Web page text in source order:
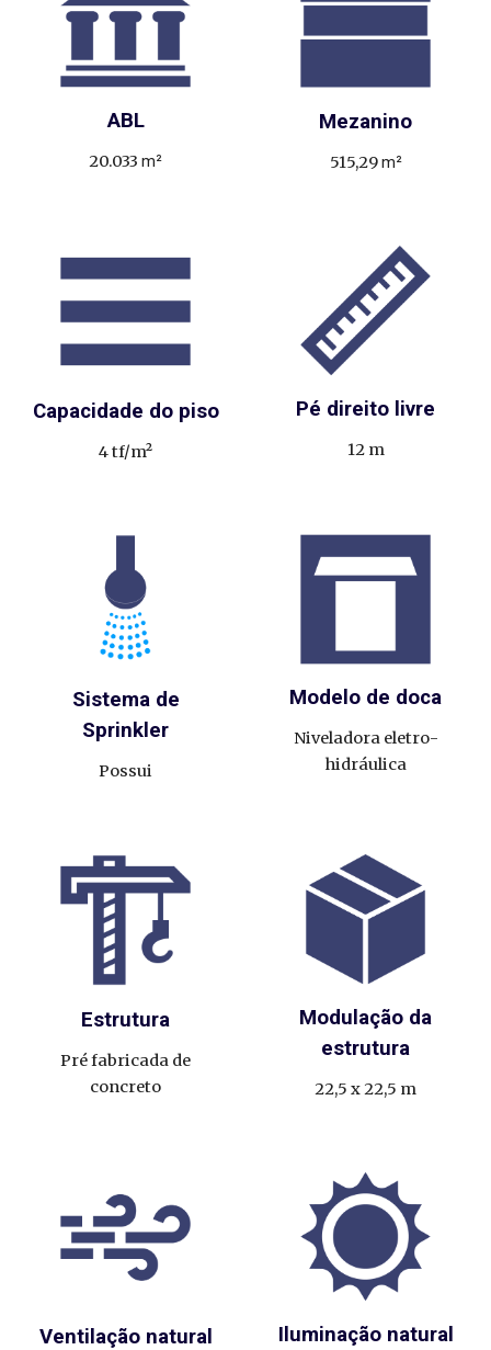
ABL
20.033 m²
Mezanino
515,29m²
Capacidade do piso
4 tf/m²
Pé direito livre
12m
Sistema de
Sprinkler
Possui
Modelo de doca
Niveladora eletro-
hidráulica
Estrutura
Pré fabricada de
concreto
Modulação da
estrutura
22,5 x 22,5 m
Ventilação natural Iluminação natural